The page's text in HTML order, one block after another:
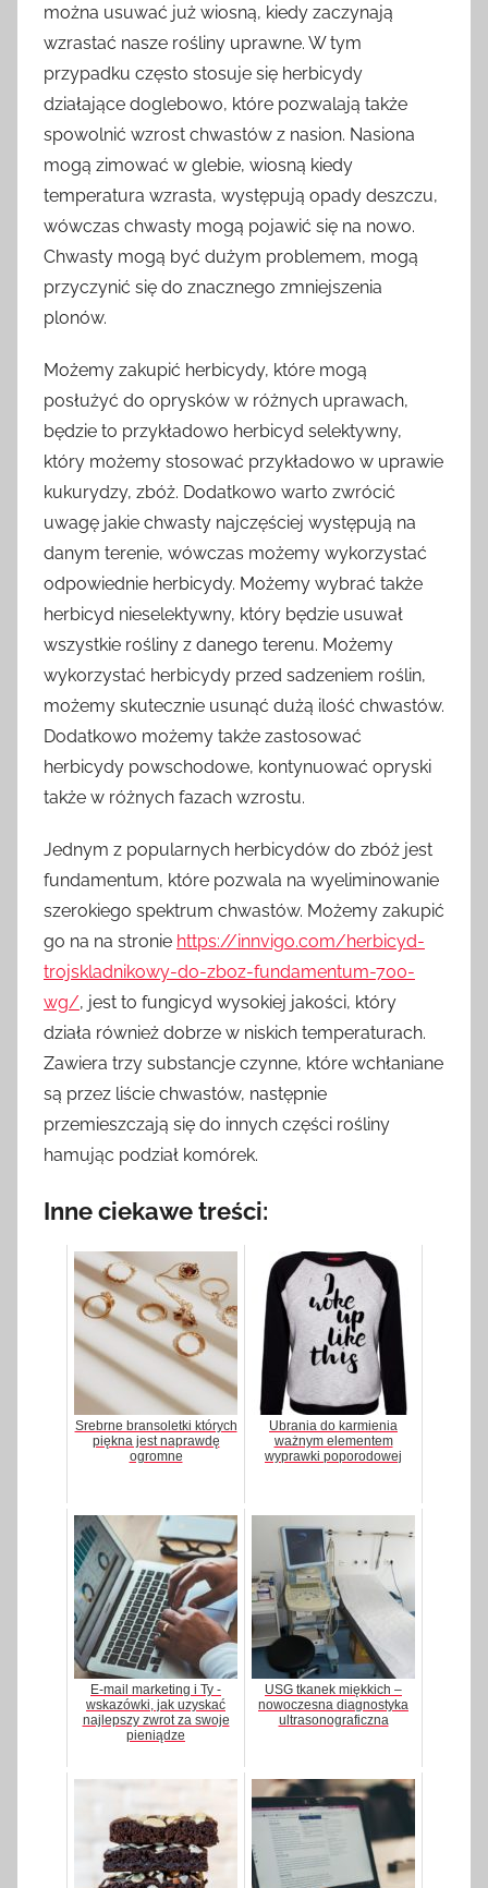
można usuwać już wiosną, kiedy zaczynają
wzrastać nasze rośliny uprawne. W tym
przypadku często stosuje się herbicydy
działające doglebowo, które pozwalają także
spowolnić wzrost chwastów z nasion. Nasiona
mogą zimować w glebie, wiosną kiedy
temperatura wzrasta, występują opady deszczu,
wówczas chwasty mogą pojawić się na nowo.
Chwasty mogą być dużym problemem, mogą
przyczynić się do znacznego zmniejszenia
plonów.
Możemy zakupić herbicydy, które mogą
posłużyć do oprysków w różnych uprawach,
będzie to przykładowo herbicyd selektywny,
który możemy stosować przykładowo w uprawie
kukurydzy, zbóż. Dodatkowo warto zwrócić
uwagę jakie chwasty najczęściej występują na
danym terenie, wówczas możemy wykorzystać
odpowiednie herbicydy. Możemy wybrać także
herbicyd nieselektywny, który będzie usuwał
wszystkie rośliny z danego terenu. Możemy
wykorzystać herbicydy przed sadzeniem roślin,
możemy skutecznie usunąć dużą ilość chwastów.
Dodatkowo możemy także zastosować
herbicydy powschodowe, kontynuować opryski
także w różnych fazach wzrostu.
Jednym z popularnych herbicydów do zbóż jest
fundamentum, które pozwala na wyeliminowanie
szerokiego spektrum chwastów. Możemy zakupić
go na na stronie https://innvigo.com/herbicyd-
trojskladnikowy-do-zboz-fundamentum-700-
wg/, jest to fungicyd wysokiej jakości, który
działa również dobrze w niskich temperaturach.
Zawiera trzy substancje czynne, które wchłaniane
są przez liście chwastów, następnie
przemieszczają się do innych części rośliny
hamując podział komórek.
Inne ciekawe treści:
Srebrne bransoletki których
piękna jest naprawdę
ogromne
Ubrania do karmienia
ważnym elementem
wyprawki poporodowej
E-mail marketing i Ty -
wskazówki, jak uzyskać
najlepszy zwrot za swoje
pieniądze
USG tkanek miękkich –
nowoczesna diagnostyka
ultrasonograficzna